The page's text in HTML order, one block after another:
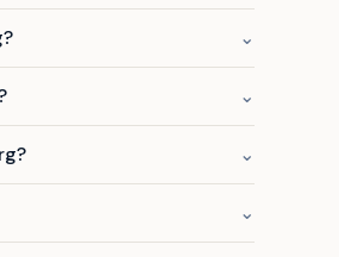
⌄
⌄
⌄
⌄